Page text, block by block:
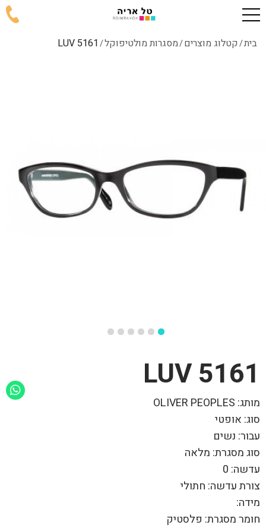
בית/קטלוג מוצרים/מסגרות מולטיפוקל/
5161 LUV
5161 LUV
מותג: OLIVER PEOPLES
סוג: אופטי
עבור: נשים
סוג מסגרת: מלאה
עדשה: 0
צורת עדשה: חתולי
מידה:
חומר מסגרת: פלסטיק